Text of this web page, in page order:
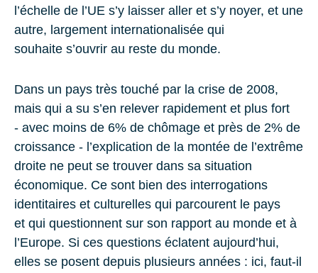
l’échelle de l’UE s’y laisser aller et s’y noyer, et une
autre, largement internationalisée qui
souhaite s’ouvrir au reste du monde.
Dans un pays très touché par la crise de 2008,
mais qui a su s’en relever rapidement et plus fort
- avec moins de 6% de chômage et près de 2% de
croissance - l’explication de la montée de l’extrême
droite ne peut se trouver dans sa situation
économique. Ce sont bien des interrogations
identitaires et culturelles qui parcourent le pays
et qui questionnent sur son rapport au monde et à
l’Europe. Si ces questions éclatent aujourd’hui,
elles se posent depuis plusieurs années : ici, faut-il